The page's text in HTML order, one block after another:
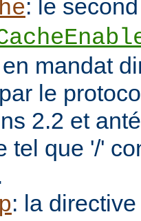
: le
mandat
le
2.2 et
tel que '/'
: la directive